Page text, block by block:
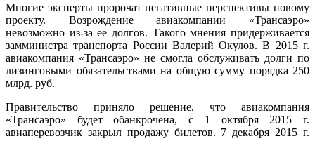
Многие эксперты пророчат негативные перспективы новому
проекту. Возрождение авиакомпании «Трансаэро»
невозможно из-за ее долгов. Такого мнения придерживается
замминистра транспорта России Валерий Окулов. В 2015 г.
авиакомпания «Трансаэро» не смогла обслуживать долги по
лизинговыми обязательствами на общую сумму порядка 250
млрд. руб.
Правительство приняло решение, что авиакомпания
«Трансаэро» будет обанкрочена, с 1 октября 2015 г.
авиаперевозчик закрыл продажу билетов. 7 декабря 2015 г.